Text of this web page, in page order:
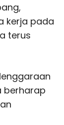
kerja pada
terus
berharap